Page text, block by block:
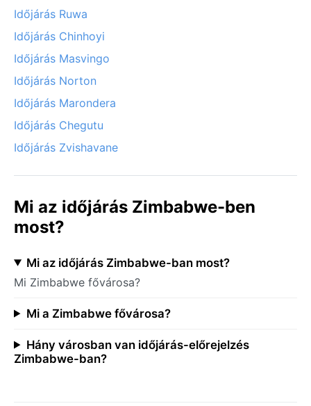
Időjárás Ruwa
Időjárás Chinhoyi
Időjárás Masvingo
Időjárás Norton
Időjárás Marondera
Időjárás Chegutu
Időjárás Zvishavane
Mi az időjárás Zimbabwe-ben
most?
Mi az időjárás Zimbabwe-ban most?
Mi Zimbabwe fővárosa?
Mi a Zimbabwe fővárosa?
Hány városban van időjárás-előrejelzés
Zimbabwe-ban?